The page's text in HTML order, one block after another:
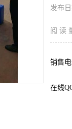
发布日
阅 读
销售电
在线